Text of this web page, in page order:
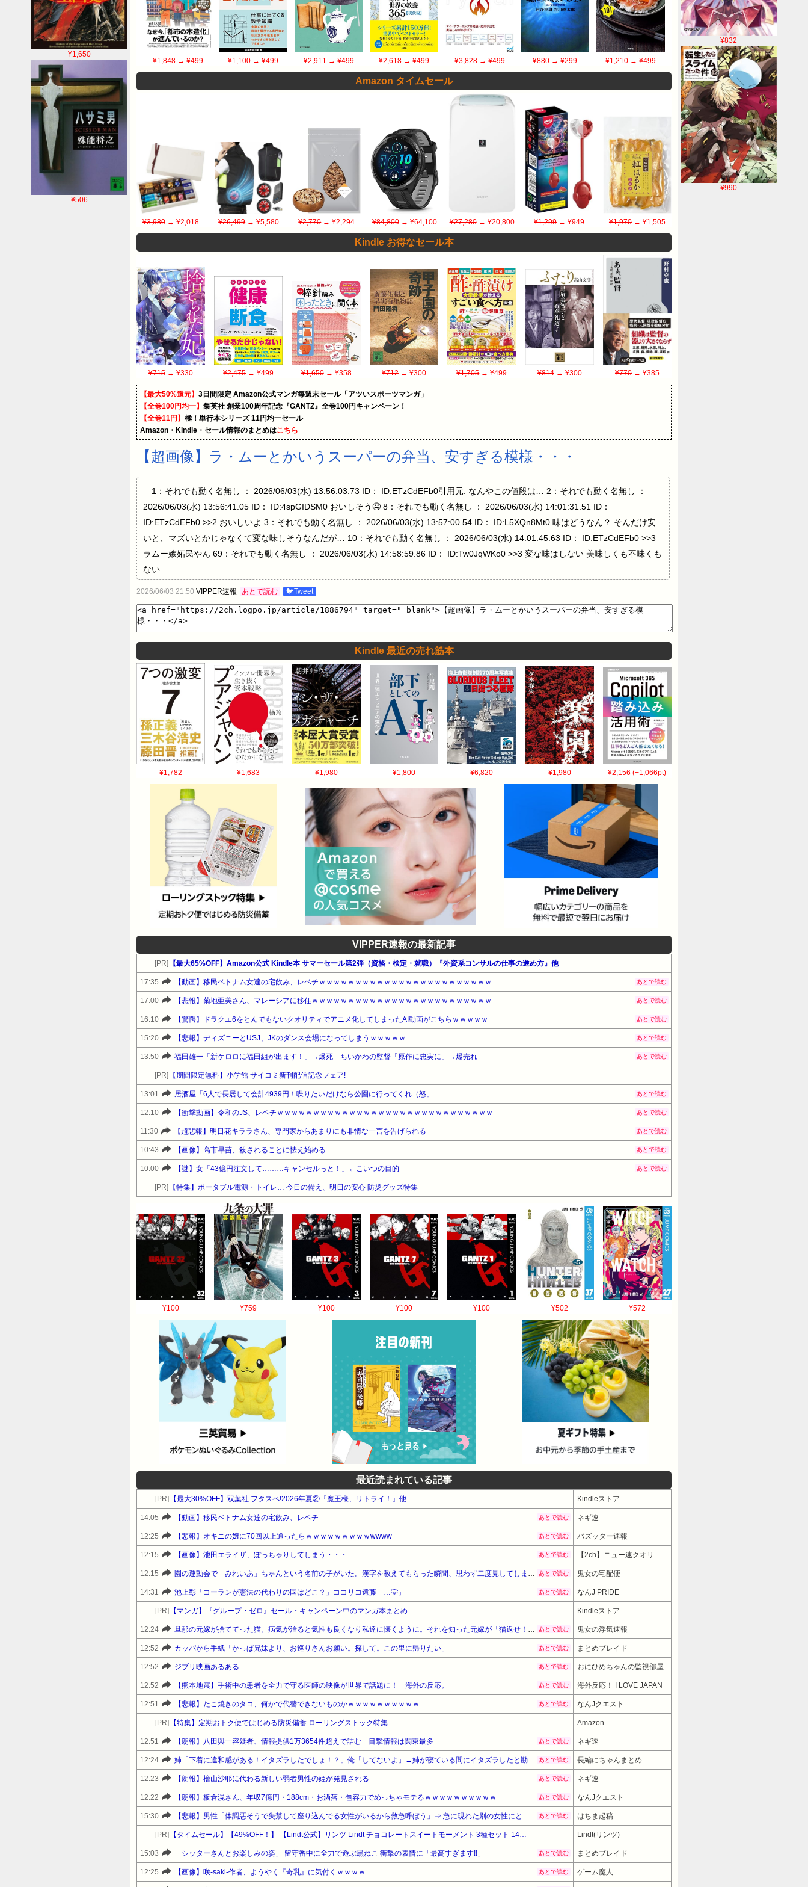
¥832
¥990
¥1,650
¥506
¥1,848→ ¥499 ¥1,100 → ¥499 ¥2,911→ ¥499 ¥2,618 → ¥499 ¥3,828→ ¥499 ¥880 → ¥299 ¥1,210→ ¥499
Amazon タイムセール
¥3,980 → ¥2,018 ¥26,499→ ¥5,580 ¥2,770→ ¥2,294 ¥84,800→ ¥64,100 ¥27,280→ ¥20,800 ¥1,299→ ¥949 ¥1,970→ ¥1,505
Kindle お得なセール本
¥715 → ¥330 ¥2,475→ ¥499 ¥1,650→ ¥358 ¥712→ ¥300 ¥1,705→ ¥499 ¥814→ ¥300 ¥770→ ¥385
【最大50%還元】 3日間限定 Amazon公式マンガ毎週末セール「アツいスポーツマンガ」
【全巻100円均一】 集英社 創業100周年記念『GANTZ』全巻100円キャンペーン！
【全巻11円】 極！単行本シリーズ 11円均一セール
Amazon・Kindle・セール情報のまとめはこちら
【超画像】ラ・ムーとかいうスーパーの弁当、安すぎる模様・・・
1：それでも動く名無し ： 2026/06/03(水) 13:56:03.73 ID： ID:ETzCdEFb0引用元: なんやこの値段は… 2：それでも動く名無し ：
2026/06/03(水) 13:56:41.05 ID： ID:4spGIDSM0 おいしそう🤤 8：それでも動く名無し ： 2026/06/03(水) 14:01:31.51 ID：
ID:ETzCdEFb0 >>2 おいしいよ 3：それでも動く名無し ： 2026/06/03(水) 13:57:00.54 ID： ID:L5XQn8Mt0 味はどうなん？ そんだけ安
いと、マズいとかじゃなくて変な味しそうなんだが… 10：それでも動く名無し ： 2026/06/03(水) 14:01:45.63 ID： ID:ETzCdEFb0 >>3
ラムー嫉妬民やん 69：それでも動く名無し ： 2026/06/03(水) 14:58:59.86 ID： ID:Tw0JqWKo0 >>3 変な味はしない 美味しくも不味くも
ない…
2026/06/03 21:50 VIPPER速報 あとで読む 🐦Tweet
Kindle 最近の売れ筋本
¥1,782 ¥1,683 ¥1,980 ¥1,800 ¥6,820 ¥1,980 ¥2,156 (+1,066pt)
VIPPER速報の最新記事
[PR] 【最大65%OFF】Amazon公式 Kindle本 サマーセール第2弾（資格・検定・就職）『外資系コンサルの仕事の進め方』他
17:35 【動画】移民ベトナム女達の宅飲み、レベチｗｗｗｗｗｗｗｗｗｗｗｗｗｗｗｗｗｗｗｗｗｗｗｗ あとで読む
17:00 【悲報】菊地亜美さん、マレーシアに移住ｗｗｗｗｗｗｗｗｗｗｗｗｗｗｗｗｗｗｗｗｗｗｗｗｗ あとで読む
16:10 【驚愕】ドラクエ6をとんでもないクオリティでアニメ化してしまったAI動画がこちらｗｗｗｗｗ あとで読む
15:20 【悲報】ディズニーとUSJ、JKのダンス会場になってしまうｗｗｗｗｗ あとで読む
13:50 福田雄一「新ケロロに福田組が出ます！」→爆死 ちいかわの監督「原作に忠実に」→爆売れ あとで読む
[PR] 【期間限定無料】小学館 サイコミ新刊配信記念フェア!
13:01 居酒屋「6人で長居して会計4939円！喋りたいだけなら公園に行ってくれ（怒」 あとで読む
12:10 【衝撃動画】令和のJS、レベチｗｗｗｗｗｗｗｗｗｗｗｗｗｗｗｗｗｗｗｗｗｗｗｗｗｗｗｗｗｗ あとで読む
11:30 【超悲報】明日花キララさん、専門家からあまりにも非情な一言を告げられる あとで読む
10:43 【画像】高市早苗、殺されることに怯え始める あとで読む
10:00 【謎】女「43億円注文して………キャンセルっと！」←こいつの目的 あとで読む
[PR] 【特集】ポータブル電源・トイレ… 今日の備え、明日の安心 防災グッズ特集
¥100 ¥759 ¥100 ¥100 ¥100 ¥502 ¥572
最近読まれている記事
[PR] 【最大30%OFF】双葉社 フタスペ!2026年夏②『魔王様、リトライ！』他 Kindleストア
14:05 【動画】移民ベトナム女達の宅飲み、レベチ あとで読む ネギ速
12:25 【悲報】オキニの嬢に70回以上通ったらｗｗｗｗｗｗｗｗｗwwww あとで読む バズッター速報
12:15 【画像】池田エライザ、ぽっちゃりしてしまう・・・ あとで読む 【2ch】ニュー速クオリティ
12:15 園の運動会で「みれいあ」ちゃんという名前の子がいた。漢字を教えてもらった瞬間、思わず二度見してしまい… あとで読む 鬼女の宅配便
14:31 池上彰「コーランが憲法の代わりの国はどこ？」ココリコ遠藤「…💡」 あとで読む なんJ PRIDE
[PR] 【マンガ】『グループ・ゼロ』セール・キャンペーン中のマンガ本まとめ Kindleストア
12:24 旦那の元嫁が捨ててった猫。病気が治ると気性も良くなり私達に懐くように。それを知った元嫁が「猫返せ！！」「あんたみたいな小娘に猫と旦那君の面倒見れるわけがない」→修羅場に… あとで読む 鬼女の浮気速報
12:52 カッパから手紙「かっぱ兄妹より、お巡りさんお願い。探して。この里に帰りたい」 あとで読む まとめブレイド
12:52 ジブリ映画あるある あとで読む おにひめちゃんの監視部屋
12:52 【熊本地震】手術中の患者を全力で守る医師の映像が世界で話題に！ 海外の反応。 あとで読む 海外反応！ I LOVE JAPAN
12:51 【悲報】たこ焼きのタコ、何かで代替できないものかｗｗｗｗｗｗｗｗｗｗ あとで読む なんJクエスト
[PR] 【特集】定期おトク便ではじめる防災備蓄 ローリングストック特集 Amazon
12:51 【朗報】八田與一容疑者、情報提供1万3654件超えで詰む 目撃情報は関東最多 あとで読む ネギ速
12:24 姉「下着に違和感がある！イタズラしたでしょ！？」俺「してないよ」←姉が寝ている間にイタズラしたと勘違いされているのだが・・・ あとで読む 長編にちゃんまとめ
12:23 【朗報】檜山沙耶に代わる新しい弱者男性の姫が発見される あとで読む ネギ速
12:22 【朗報】板倉滉さん、年収7億円・188cm・お洒落・包容力でめっちゃモテるｗｗｗｗｗｗｗｗｗｗ あとで読む なんJクエスト
15:30 【悲報】男性「体調悪そうで失禁して座り込んでる女性がいるから救急呼ぼう」⇒ 急に現れた別の女性にとんでもない事をされてしまう・・・ あとで読む はちま起稿
[PR] 【タイムセール】【49%OFF！】 【Lindt公式】リンツ Lindt チョコレートスイートモーメント 3種セット 14個入 ショッピングバッグS付 2980円
Lindt(リンツ)
15:03 「シッターさんとお楽しみの姿」 留守番中に全力で遊ぶ黒ねこ 衝撃の表情に「最高すぎます!!」 あとで読む まとめブレイド
12:25 【画像】咲-saki-作者、ようやく『奇乳』に気付くｗｗｗｗ あとで読む ゲーム魔人